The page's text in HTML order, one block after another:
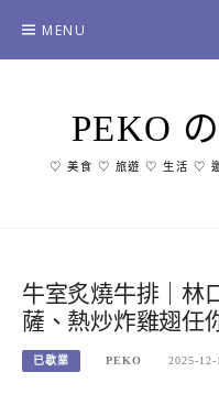
content
MENU
PEKO
♡ 美食 ♡ 旅遊 ♡ 生活 ♡ 邀
牛室炙燒牛排｜林
薩、熱炒炸雞翅任
已歇業 PEKO 2025-12-